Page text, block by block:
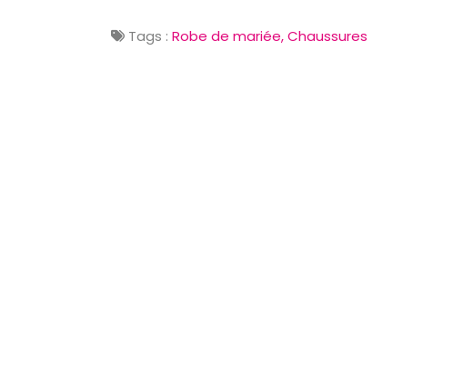
Tags : Robe de mariée Chaussures